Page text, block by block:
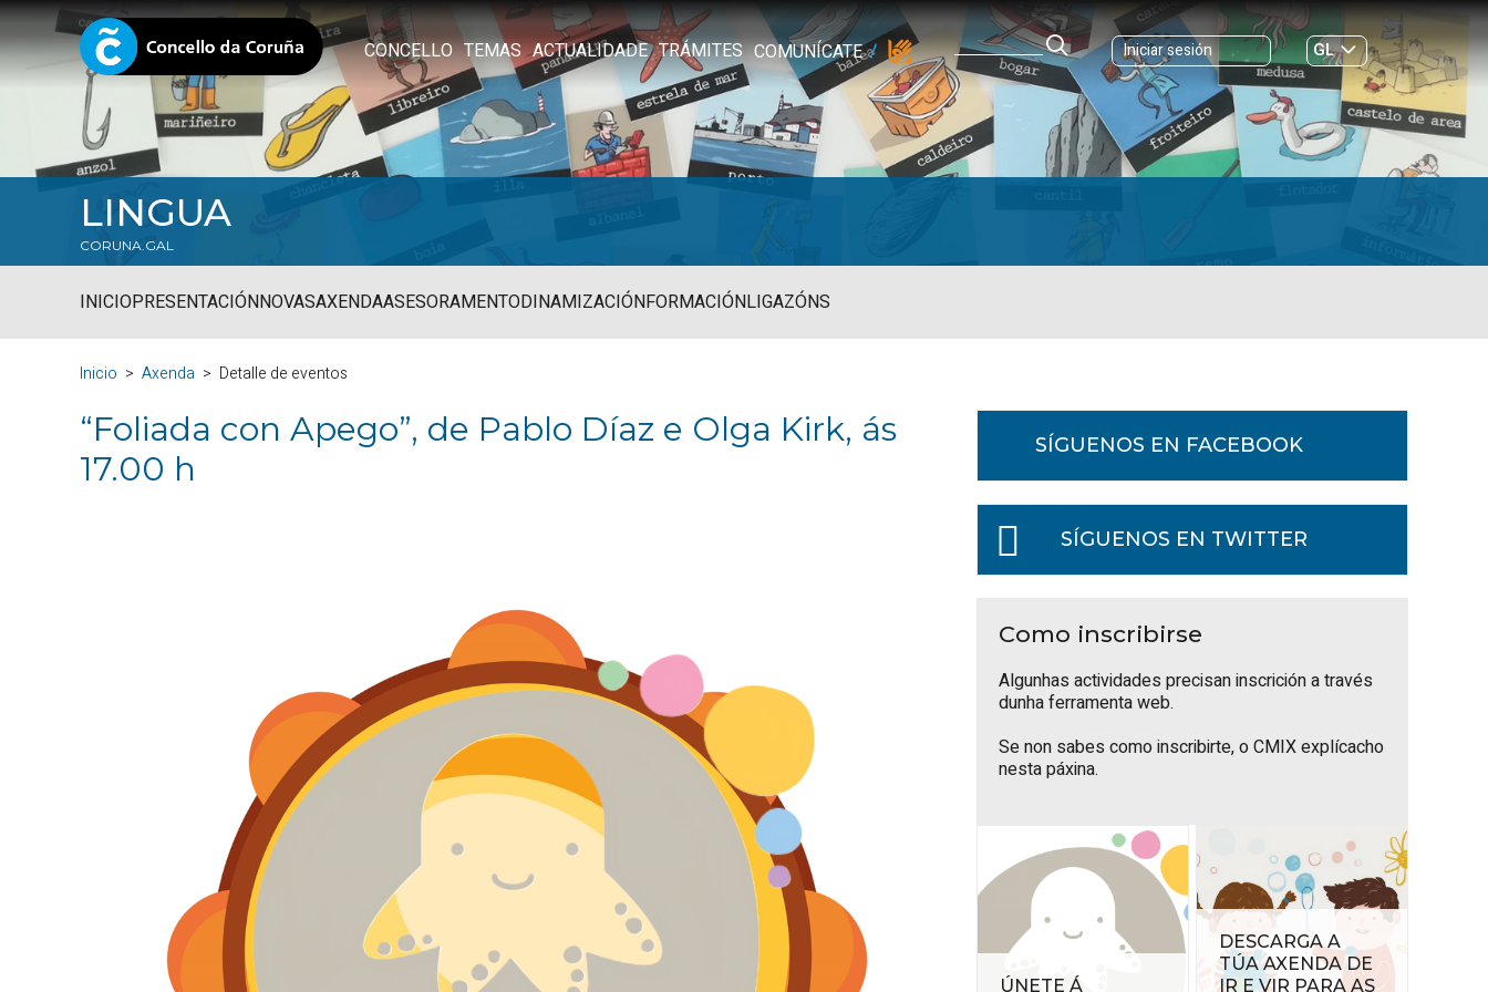
CONCELLO TEMAS ACTUALIDADE TRÁMITES COMUNÍCATE Iniciar sesión
GL
ES|
LINGUA
CORUNA.GAL
INICIOPRESENTACIÓNNOVASAXENDAASESORAMENTODINAMIZACIÓNFORMACIÓNLIGAZÓNS
Inicio Axenda Detalle de eventos
“Foliada con Apego”, de Pablo Díaz e Olga Kirk, ás
17.00 h
SÍGUENOS EN FACEBOOK
SÍGUENOS EN TWITTER
Como inscribirse
Algunhas actividades precisan inscrición a través
dunha ferramenta web.
Se non sabes como inscribirte, oCMIX explícacho
nesta páxina.
ÚNETE Á
DESCARGA A
TÚA AXENDA DE
IR E VIR PARA AS